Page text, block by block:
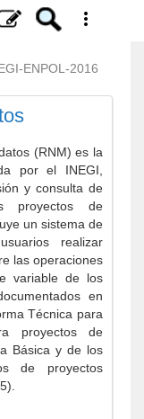
ENPOL-2016
(RNM) es la
por el INEGI,
y consulta de
proyectos de
un sistema de
realizar
las operaciones
variable de los
en
Técnica para
proyectos de
Básica y de los
de proyectos